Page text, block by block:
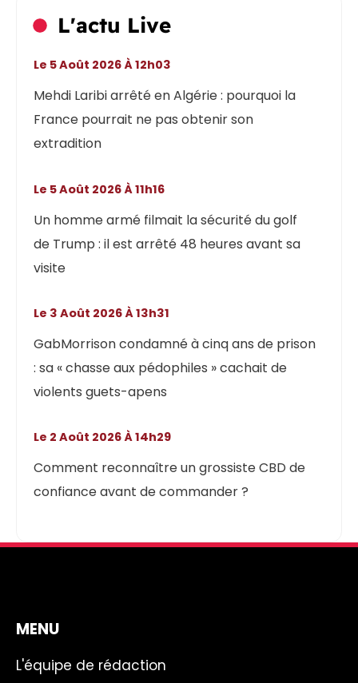
L'actu Live
Mehdi Laribi arrêté en Algérie : pourquoi la
France pourrait ne pas obtenir son
extradition
Le 5 Août 2026 À 12h03
Un homme armé filmait la sécurité du golf
de Trump : il est arrêté 48 heures avant sa
visite
Le 5 Août 2026 À 11h16
GabMorrison condamné à cinq ans de prison
: sa « chasse aux pédophiles » cachait de
violents guets-apens
Le 3 Août 2026 À 13h31
Comment reconnaître un grossiste CBD de
confiance avant de commander ?
Le 2 Août 2026 À 14h29
MENU
L'équipe de rédaction